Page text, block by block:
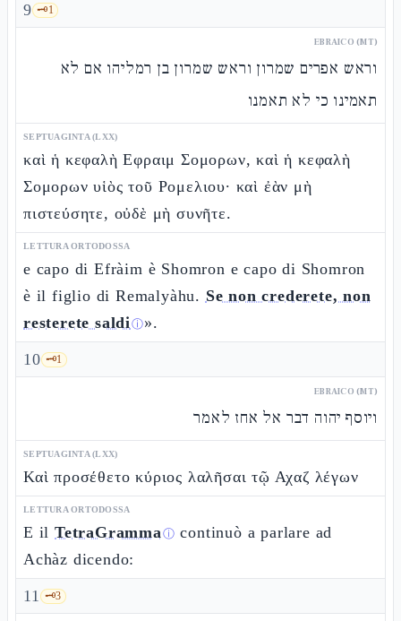
9 🗝️1
EBRAICO (MT)
וראש אפרים שמרון וראש שמרון בן רמליהו אם לא
תאמינו כי לא תאמנו
SEPTUAGINTA (LXX)
καὶ ἡ κεφαλὴ Εφραιμ Σομορων, καὶ ἡ κεφαλὴ
Σομορων υἱὸς τοῦ Ρομελιου· καὶ ἐὰν μὴ
πιστεύσητε, οὐδὲ μὴ συνῆτε.
LETTURA ORTODOSSA
e capo di Efràim è Shomron e capo di Shomron
è il figlio di Remalyàhu. Se non crederete, non
resterete saldiⓘ».
10 🗝️1
EBRAICO (MT)
ויוסף יהוה דבר אל אחז לאמר
SEPTUAGINTA (LXX)
Καὶ προσέθετο κύριος λαλῆσαι τῷ Αχαζ λέγων
LETTURA ORTODOSSA
E il TetraGrammaⓘ continuò a parlare ad
Achàz dicendo:
11 🗝️3